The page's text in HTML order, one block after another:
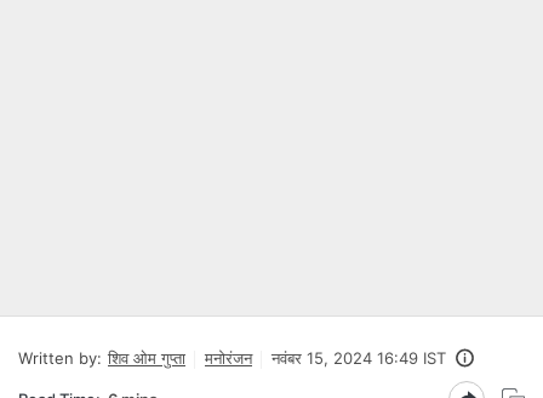
Written by: शिव ओम गुप्ता मनोरंजन नवंबर 15, 2024 16:49 IST